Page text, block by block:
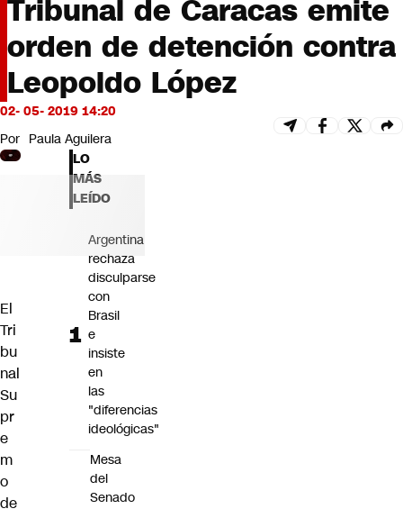
Programas completos
Cultura
Servicios
Bits
CNN Data
CNN tiempo
Futuro 360
Opinión
Tribunal de Caracas emite
orden de detención contra
Leopoldo López
02- 05- 2019 14:20
Por Paula Aguilera
El
Tri
bu
nal
Su
pr
e
m
o
de
LO
MÁS
LEÍDO
Argentina
rechaza
disculparse
con
Brasil
e
insiste
en
las
"diferencias
ideológicas"
Mesa
del
Senado